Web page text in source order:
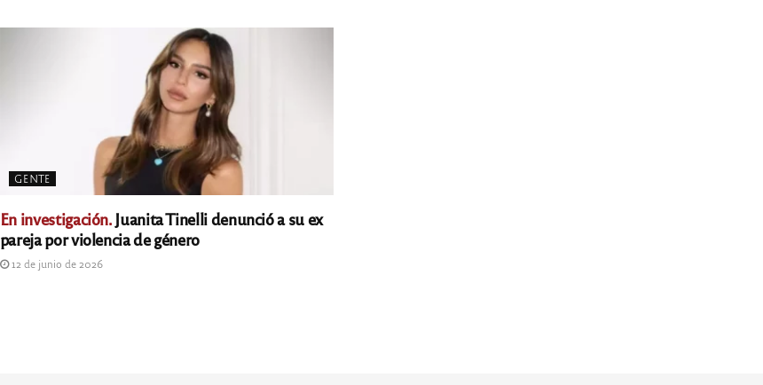
GENTE
En investigación.Juanita Tinelli denunció a su ex
pareja por violencia de género
12 de junio de 2026